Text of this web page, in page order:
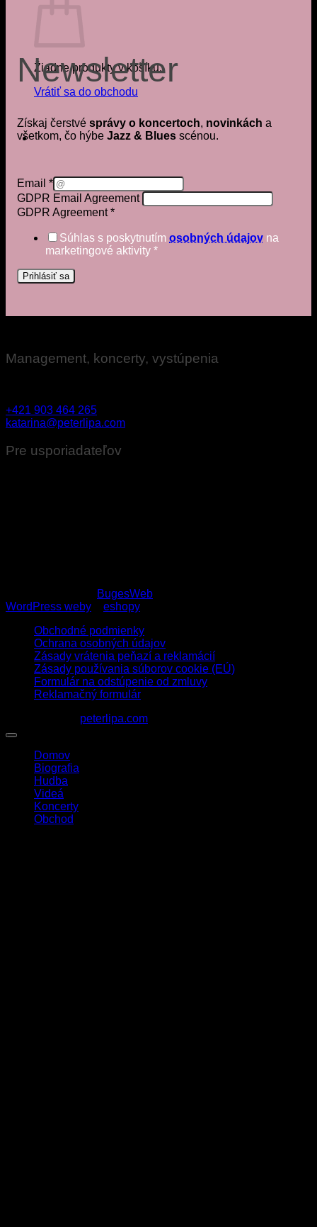
Žiadne produkty v košíku.
Vrátiť sa do obchodu
Newsletter
Získaj čerstvé správy o koncertoch, novinkách a
všetkom, čo hýbe Jazz & Blues scénou.
Email *
GDPR Email Agreement
GDPR Agreement*
Súhlas s poskytnutím osobných údajov na
marketingové aktivity *
Prihlásiť sa
Management, koncerty, vystúpenia
+421 903 464 265
katarina@peterlipa.com
Pre usporiadateľov
BugesWeb
WordPress weby
eshopy
Obchodné podmienky
Ochrana osobných údajov
Zásady vrátenia peňazí a reklamácií
Zásady používania súborov cookie (EÚ)
Formulár na odstúpenie od zmluvy
Reklamačný formulár
peterlipa.com
Domov
Biografia
Hudba
Videá
Koncerty
Obchod